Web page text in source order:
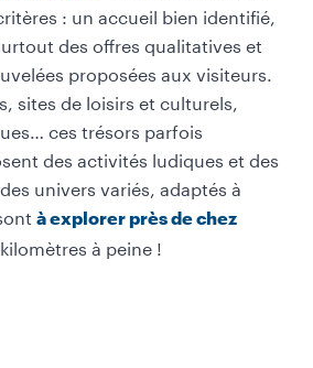
: un accueil bien identifié,
des offres qualitatives et
proposées aux visiteurs.
sites de loisirs et culturels,
ces trésors parfois
des activités ludiques et des
univers variés, adaptés à
à explorer près de chez
à peine !